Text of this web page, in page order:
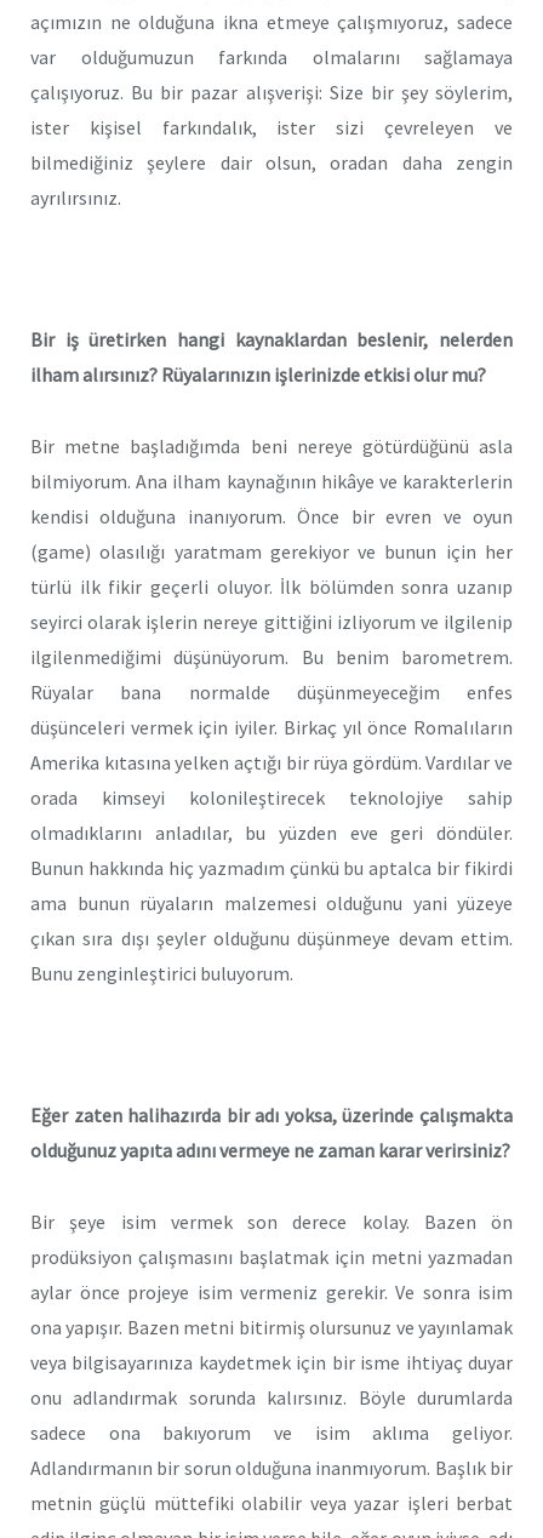
açımızın ne olduğuna ikna etmeye çalışmıyoruz, sadece
var olduğumuzun farkında olmalarını sağlamaya
çalışıyoruz. Bu bir pazar alışverişi: Size bir şey söylerim,
ister kişisel farkındalık, ister sizi çevreleyen ve
bilmediğiniz şeylere dair olsun, oradan daha zengin
ayrılırsınız.
Bir iş üretirken hangi kaynaklardan beslenir, nelerden
ilham alırsınız? Rüyalarınızın işlerinizde etkisi olur mu?
Bir metne başladığımda beni nereye götürdüğünü asla
bilmiyorum. Ana ilham kaynağının hikâye ve karakterlerin
kendisi olduğuna inanıyorum. Önce bir evren ve oyun
(game) olasılığı yaratmam gerekiyor ve bunun için her
türlü ilk fikir geçerli oluyor. İlk bölümden sonra uzanıp
seyirci olarak işlerin nereye gittiğini izliyorum ve ilgilenip
ilgilenmediğimi düşünüyorum. Bu benim barometrem.
Rüyalar bana normalde düşünmeyeceğim enfes
düşünceleri vermek için iyiler. Birkaç yıl önce Romalıların
Amerika kıtasına yelken açtığı bir rüya gördüm. Vardılar ve
orada kimseyi kolonileştirecek teknolojiye sahip
olmadıklarını anladılar, bu yüzden eve geri döndüler.
Bunun hakkında hiç yazmadım çünkü bu aptalca bir fikirdi
ama bunun rüyaların malzemesi olduğunu yani yüzeye
çıkan sıra dışı şeyler olduğunu düşünmeye devam ettim.
Bunu zenginleştirici buluyorum.
Eğer zaten halihazırda bir adı yoksa, üzerinde çalışmakta
olduğunuz yapıta adını vermeye ne zaman karar verirsiniz?
Bir şeye isim vermek son derece kolay. Bazen ön
prodüksiyon çalışmasını başlatmak için metni yazmadan
aylar önce projeye isim vermeniz gerekir. Ve sonra isim
ona yapışır. Bazen metni bitirmiş olursunuz ve yayınlamak
veya bilgisayarınıza kaydetmek için bir isme ihtiyaç duyar
onu adlandırmak sorunda kalırsınız. Böyle durumlarda
sadece ona bakıyorum ve isim aklıma geliyor.
Adlandırmanın bir sorun olduğuna inanmıyorum. Başlık bir
metnin güçlü müttefiki olabilir veya yazar işleri berbat